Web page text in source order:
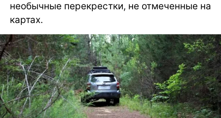
необычные перекрестки, не отмеченные на
картах.